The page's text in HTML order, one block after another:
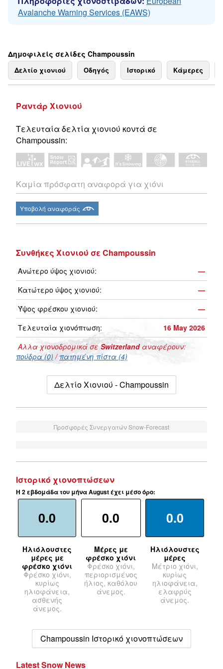
Avalanche Warning Services (EAWS)
Δημοφιλείς σελίδες Champoussin
Δελτίο χιονιού Οδηγός Ιστορικό Κάμερες
Ραντάρ Χιονιού
Τελευταία δελτία χιονιού κοντά σε
Champoussin:
Καμία πρόσφατη αναφορά για χιόνι
Υποβολή αναφοράς
Συνθήκες Χιονιού σε Champoussin
Ανώτερο ύψος χιονιού:
—
Κατώτερο ύψος χιονιού:
—
Ύψος φρέσκου χιονιού:
—
Τελευταία χιονόπτωση:
16 May 2026
Αλλα χιονοδρομικά σεSwitzerlandαναφέρουν:
πούδρα (0) /πατημένη πίστα (4)
Δελτίο Χιονιού - Champoussin
Προσφορές Συνεργατών Snow-Forecast
Ιστορικό χιονοπτώσεων
Η 2 εβδομάδα του μήνα August έχει μέσο όρο:
0.0
Ηλιόλουστες
μέρες με
φρέσκο χιόνι
Φρέσκο χιόνι,
κυρίως
ηλιοφάνεια,
ασθενής
άνεμος.
0.0
Μέρες με
φρέσκο χιόνι
Φρέσκο χιόνι,
περιορισμένος
ήλιος, καθόλου
άνεμος.
0.0
Ηλιόλουστες
μέρες
Μέτριο χιόνι,
κυρίως
ηλιοφάνεια,
ελαφρύς
άνεμος.
Champoussin Ιστορικό χιονοπτώσεων